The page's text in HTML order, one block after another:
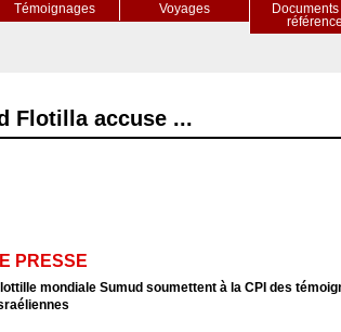
Témoignages Voyages
Documents
référence
Flotilla accuse ...
PRESSE
mondiale Sumud soumettent à la CPI des